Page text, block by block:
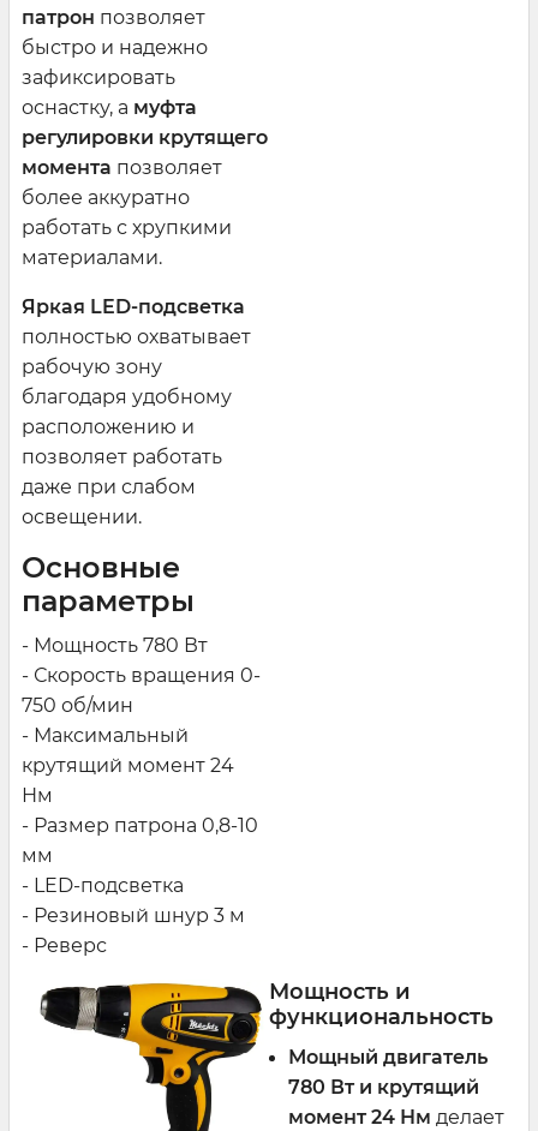
патрон позволяет
быстро и надежно
зафиксировать
оснастку, а муфта
регулировки крутящего
момента позволяет
более аккуратно
работать с хрупкими
материалами.
Яркая LED-подсветка
полностью охватывает
рабочую зону
благодаря удобному
расположению и
позволяет работать
даже при слабом
освещении.
Основные
параметры
- Мощность 780 Вт
- Скорость вращения 0-
750 об/мин
- Максимальный
крутящий момент 24
Нм
- Размер патрона 0,8-10
мм
- LED-подсветка
- Резиновый шнур 3 м
- Реверс
Мощность и
функциональность
Мощный двигатель
780 Вт и крутящий
момент 24 Нм делает